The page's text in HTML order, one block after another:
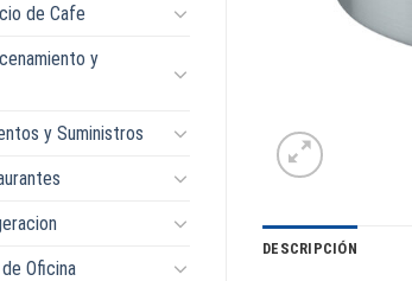
de Cafe
y
y Suministros
Oficina
DESCRIPCIÓN